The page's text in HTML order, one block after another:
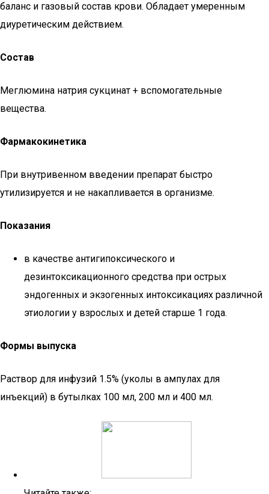
баланс и газовый состав крови. Обладает умеренным
диуретическим действием.
Состав
Меглюмина натрия сукцинат + вспомогательные
вещества.
Фармакокинетика
При внутривенном введении препарат быстро
утилизируется и не накапливается в организме.
Показания
в качестве антигипоксического и
дезинтоксикационного средства при острых
эндогенных и экзогенных интоксикациях различной
этиологии у взрослых и детей старше 1 года.
Формы выпуска
Раствор для инфузий 1.5% (уколы в ампулах для
инъекций) в бутылках 100 мл, 200 мл и 400 мл.